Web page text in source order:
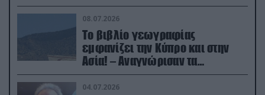
08.07.2026
Το βιβλίο γεωγραφίας
εμφανίζει την Κύπρο και στην
Ασία! – Αναγνώρισαν τα
κατεχόμενα; (φωτο)
04.07.2026